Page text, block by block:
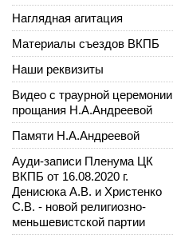
Наглядная агитация
Материалы съездов ВКПБ
Наши реквизиты
Видео с траурной церемонии
прощания Н.А.Андреевой
Памяти Н.А.Андреевой
Ауди-записи Пленума ЦК
ВКПБ от 16.08.2020 г.
Денисюка А.В. и Христенко
С.В. - новой религиозно-
меньшевистской партии